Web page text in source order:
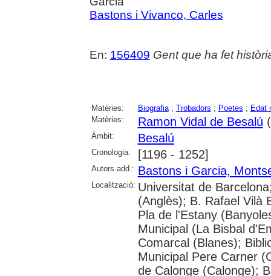
Bastons i Vivanco, Carles
En: 156409 Gent que ha fet
Matèries: Biografia; Trobadors ; Poetes ; Edat
Matèries:
Ramon Vidal de Besalú
Àmbit: Besalú
Cronologia: [1196 - 1252]
Autors add.: Bastons i Garcia,
Localització: Universitat de
(Anglès); B. Rafael Vilà
Pla de l'Estany
Municipal (La Bisbal
Comarcal (Blanes);
Municipal Pere Carner
de Calonge (Calonge);